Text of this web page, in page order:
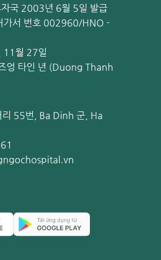
자국 2003년 6월 5일 발급
가서 번호 002960/HNO -
11월 27일
엉 타인 년 (Duong Thanh
55번, Ba Dinh 군, Ha